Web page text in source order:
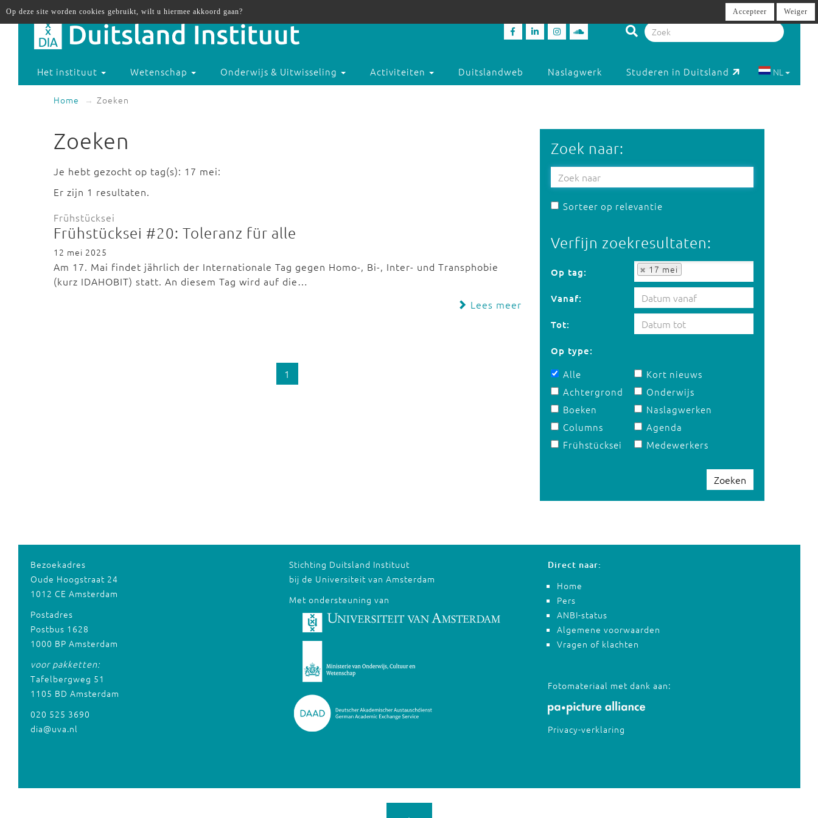
Het instituut Wetenschap Onderwijs & Uitwisseling Activiteiten Duitslandweb Naslagwerk Studeren in Duitsland NL
Home Zoeken
Zoeken
Je hebt gezocht op tag(s): 17 mei:
Er zijn 1 resultaten.
Frühstücksei
Frühstücksei #20: Toleranz für alle
12 mei 2025
Am 17. Mai findet jährlich der Internationale Tag gegen Homo-, Bi-, Inter- und Transphobie
(kurz IDAHOBIT) statt. An diesem Tag wird auf die…
Lees meer
1
Zoek naar:
Sorteer op relevantie
Verfijn zoekresultaten:
Op tag: 17 mei
Op tag:
Vanaf:
Tot:
Op type:
Alle
Achtergrond
Boeken
Columns
Frühstücksei
Kort nieuws
Onderwijs
Naslagwerken
Agenda
Medewerkers
Zoeken
Bezoekadres
Oude Hoogstraat 24
1012 CE Amsterdam
Postadres
Postbus 1628
1000 BP Amsterdam
voor pakketten:
Tafelbergweg 51
1105 BD Amsterdam
020 525 3690
dia@uva.nl
Stichting Duitsland Instituut
bij de Universiteit van Amsterdam
Met ondersteuning van
Direct naar:
Home
Pers
ANBI-status
Algemene voorwaarden
Vragen of klachten
Fotomateriaal met dank aan:
Privacy-verklaring
Op deze site worden cookies gebruikt, wilt u hiermee akkoord gaan? Accepteer Weiger